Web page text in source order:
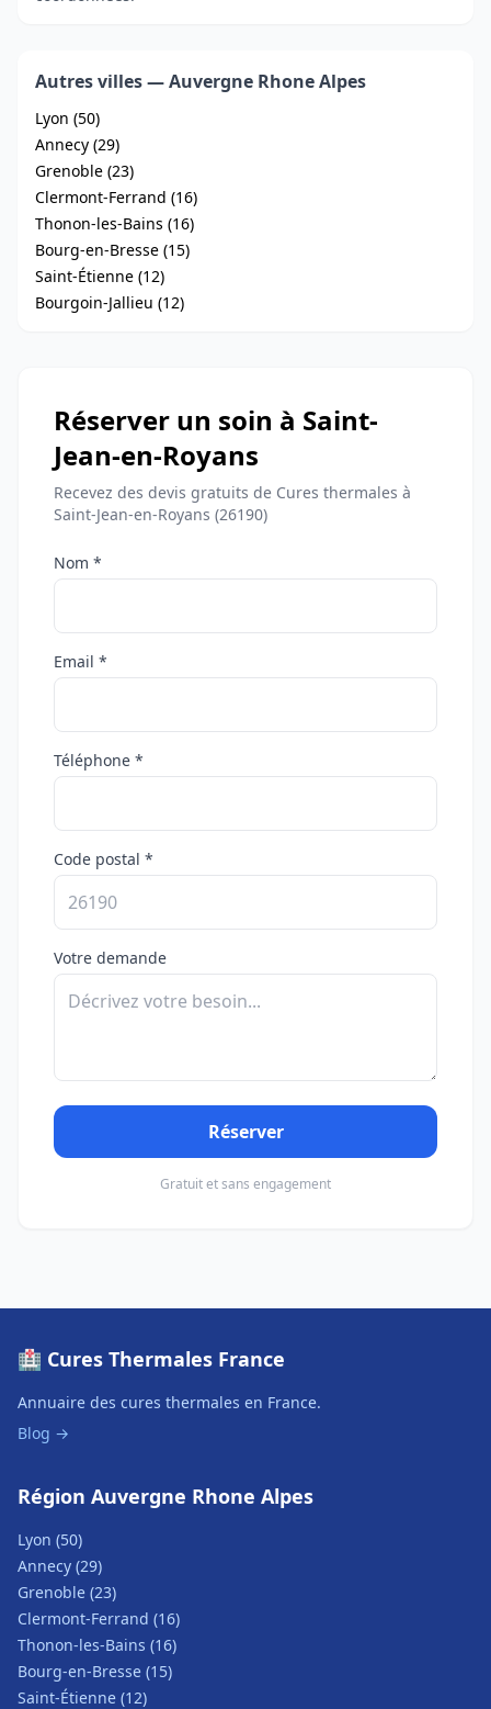
Autres villes — Auvergne Rhone Alpes
Lyon (50)
Annecy (29)
Grenoble (23)
Clermont-Ferrand (16)
Thonon-les-Bains (16)
Bourg-en-Bresse (15)
Saint-Étienne (12)
Bourgoin-Jallieu (12)
Réserver un soin à Saint-
Jean-en-Royans
Recevez des devis gratuits de Cures thermales à
Saint-Jean-en-Royans (26190)
Nom *
Email *
Téléphone *
Code postal *
Votre demande
Réserver
Gratuit et sans engagement
🏥 Cures Thermales France
Annuaire des cures thermales en France.
Blog →
Région Auvergne Rhone Alpes
Lyon (50)
Annecy (29)
Grenoble (23)
Clermont-Ferrand (16)
Thonon-les-Bains (16)
Bourg-en-Bresse (15)
Saint-Étienne (12)